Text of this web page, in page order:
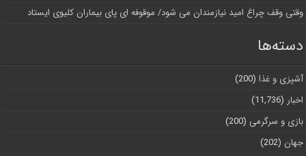
وقتی وقف چراغ امید نیازمندان می شود/ موقوفه ای پای بیماران کلیوی ایستاد
دسته‌ها
آشپزی و غذا (200)
اخبار (11,736)
بازی و سرگرمی (200)
جهان (202)